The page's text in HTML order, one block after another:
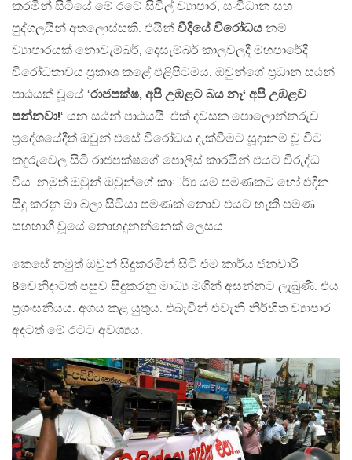
කරමින් සිටියේ මේ රටේ සිවිල් ව්‍යාපාර, සංවිධාන සහ
පුද්ගලයින් අතලොස්සකි. එයින් වීදියේ විරෝධය නම්
ව්‍යාපාරයක් නොවැම්බර්, දෙසැම්බර් කාලවලදී මහපාරේදී
විරෝධතාවය ප්‍රකාශ කළේ එළිපිටමය. ඔවුන්ගේ ප්‍රධාන සඨන්
පාඨයක් වූයේ ‘රාජපක්ෂ, අපි උඹළට බය නෑ‘ අපි උඹළව
පන්නවා!‘ යන සඨන් පාඨයයි. එක් දවසක පොලොන්නරුව
ප්‍රදේශයේදීත් ඔවුන් එසේ විරෝධය දැක්වීමට සූදානම් වූ විට
කදුරුවෙල සිටි රාජපක්ෂගේ පොලීස් කාරයින් එයට විරුද්ධ
විය. නමුත් ඔවුන් ඔවුන්ගේ කාර්්‍ය යම් පමණකට හෝ එදින
සිදු කරනු මා බලා සිටියා පමණක් නොව එයට හැකි පමණ
සහභාගී වූයේ නොහදුනන්නෙක් ලෙසය.
කෙසේ නමුත් ඔවුන් සිදුකරමින් සිටි එම කාර්ය ජනවාරි
8වෙනිදාටත් පසුව සිදුකරනු මාධ්‍ය මගින් අසන්නට ලැබුණි. එය
ප්‍රශංසනීයය. අගය කළ යුතුය. එබැවින් එවැනි නිර්භිත ව්‍යාපාර
අදටත් මේ රටට අවශ්‍යය.